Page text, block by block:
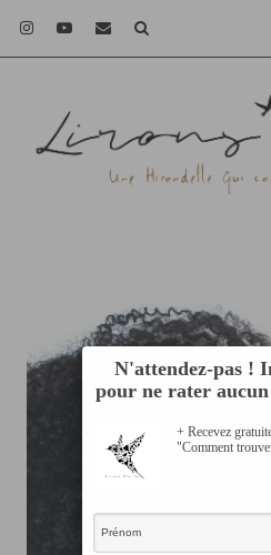
N'attendez-pas !
pour ne rater
+ Recevez
"Comment